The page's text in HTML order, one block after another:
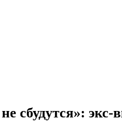
сбудутся»: